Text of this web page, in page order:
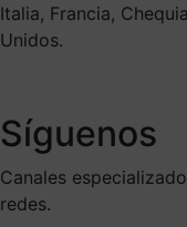
Italia, Francia,
Unidos.
Síguenos
Canales
redes.